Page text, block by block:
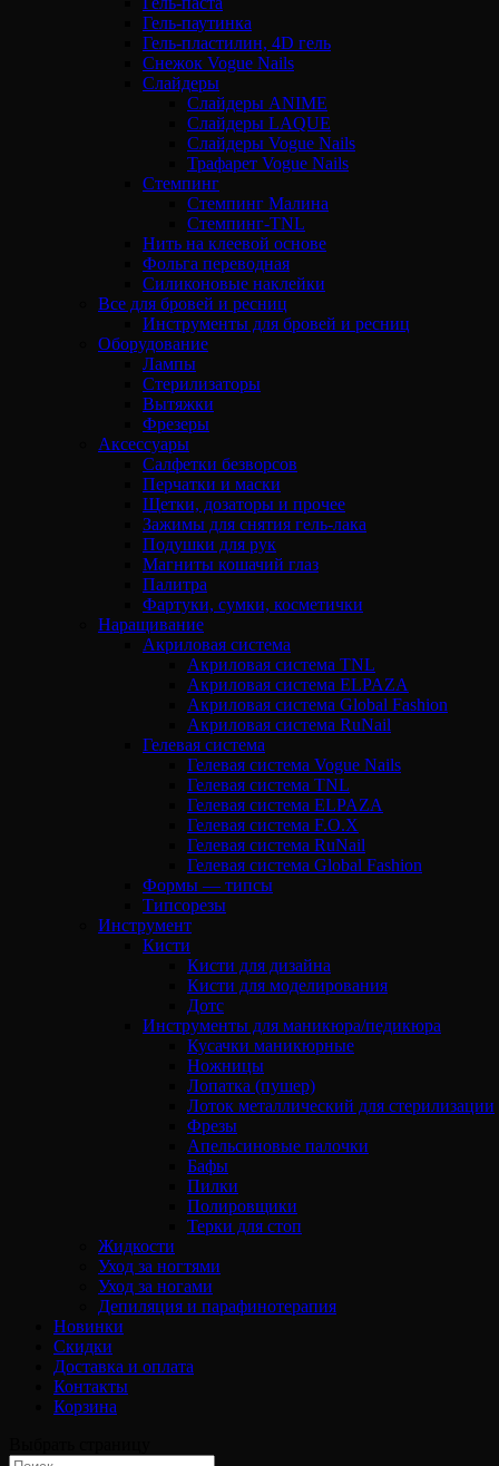
Гель-паутинка
Гель-пластилин, 4D гель
Снежок Vogue Nails
Слайдеры
Слайдеры ANIME
Слайдеры LAQUE
Слайдеры Vogue Nails
Трафарет Vogue Nails
Стемпинг
Стемпинг Малина
Стемпинг-TNL
Нить на клеевой основе
Фольга переводная
Силиконовые наклейки
Все для бровей и ресниц
Инструменты для бровей и ресниц
Оборудование
Лампы
Стерилизаторы
Вытяжки
Фрезеры
Аксессуары
Салфетки безворсов
Перчатки и маски
Щетки, дозаторы и прочее
Зажимы для снятия гель-лака
Подушки для рук
Магниты кошачий глаз
Палитра
Фартуки, сумки, косметички
Наращивание
Акриловая система
Акриловая система TNL
Акриловая система ELPAZA
Акриловая система Global Fashion
Акриловая система RuNail
Гелевая система
Гелевая система Vogue Nails
Гелевая система TNL
Гелевая система ELPAZA
Гелевая система F.O.X
Гелевая система RuNail
Гелевая система Global Fashion
Формы — типсы
Типсорезы
Инструмент
Кисти
Кисти для дизайна
Кисти для моделирования
Дотс
Инструменты для маникюра/педикюра
Кусачки маникюрные
Ножницы
Лопатка (пушер)
Лоток металлический для стерилизации
Фрезы
Апельсиновые палочки
Бафы
Пилки
Полировщики
Терки для стоп
Жидкости
Уход за ногтями
Уход за ногами
Депиляция и парафинотерапия
Новинки
Скидки
Доставка и оплата
Контакты
Корзина